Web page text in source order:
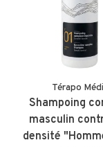
Térapo
Shampoing
masculin
densité